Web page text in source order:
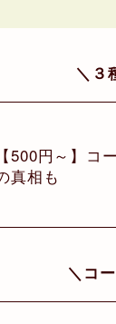
＼３
【500円～】コ
真相も
＼コ